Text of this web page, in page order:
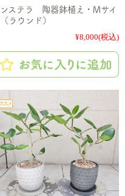
ステラ 陶器鉢植え・Mサイ
ラウンド）
¥8,000(税込)